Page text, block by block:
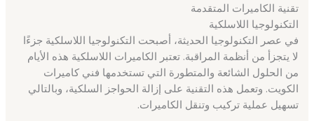
تقنية الكاميرات المتقدمة
التكنولوجيا اللاسلكية
في عصر التكنولوجيا الحديثة، أصبحت التكنولوجيا اللاسلكية جزءًا
لا يتجزأ من أنظمة المراقبة. تعتبر الكاميرات اللاسلكية هذه الأيام
من الحلول الشائعة والمتطورة التي تستخدمها فني كاميرات
الكويت. وتعمل هذه التقنية على إزالة الحواجز السلكية، وبالتالي
تسهيل عملية تركيب وتنقل الكاميرات.